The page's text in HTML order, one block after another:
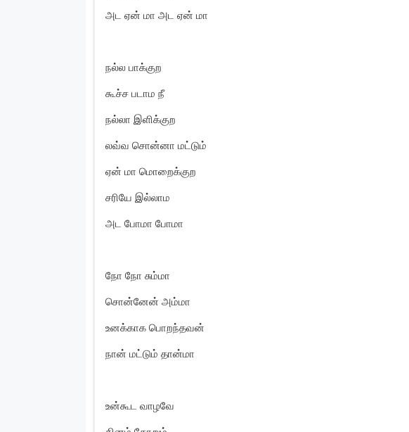
அட ஏன் மா அட ஏன் மா
நல்ல பாக்குற
கூச்ச படாம நீ
நல்லா இளிக்குற
லவ்வ சொன்னா மட்டும்
ஏன் மா மொறைக்குற
சரியே இல்லாம
அட போமா போமா
நோ நோ சும்மா
சொன்னேன் அம்மா
உனக்காக பொறந்தவன்
நான் மட்டும் தான்மா
உன்கூட வாழவே